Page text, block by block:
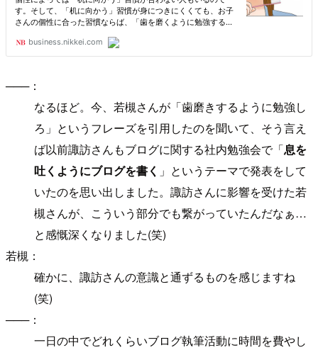
───：
なるほど。今、若槻さんが「歯磨きするように勉強し
ろ」というフレーズを引用したのを聞いて、そう言え
ば以前諏訪さんもブログに関する社内勉強会で「息を
吐くようにブログを書く 」というテーマで発表をして
いたのを思い出しました。諏訪さんに影響を受けた若
槻さんが、こういう部分でも繋がっていたんだなぁ…
と感慨深くなりました(笑)
若槻：
確かに、諏訪さんの意識と通ずるものを感じますね
(笑)
───：
一日の中でどれくらいブログ執筆活動に時間を費やし